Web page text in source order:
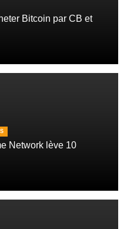
Bitcoin par CB et
Network lève 10